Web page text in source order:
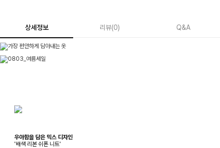
상세정보 리뷰(0) Q&A
우아함을 담은 믹스 디자인
'배색 리본 쉬폰 니트'